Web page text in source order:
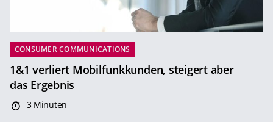
CONSUMER COMMUNICATIONS
1&1 verliert Mobilfunkkunden, steigert aber
das Ergebnis
3 Minuten